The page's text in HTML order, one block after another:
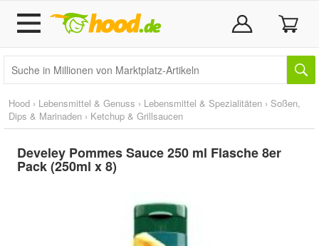
Hood › Lebensmittel & Genuss › Lebensmittel & Spezialitäten › Soßen,
Dips & Marinaden › Ketchup & Grillsaucen
Develey Pommes Sauce 250 ml Flasche 8er
Pack (250ml x 8)